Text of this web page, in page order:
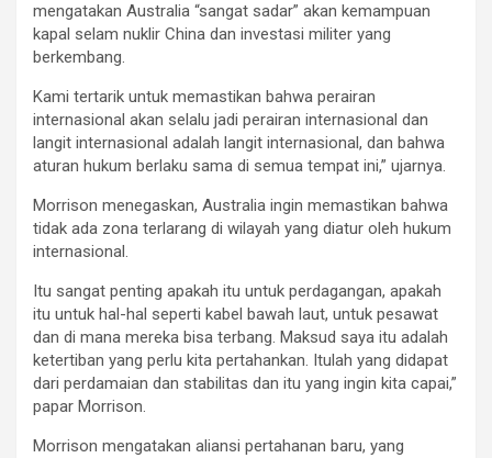
mengatakan Australia “sangat sadar” akan kemampuan
kapal selam nuklir China dan investasi militer yang
berkembang.
Kami tertarik untuk memastikan bahwa perairan
internasional akan selalu jadi perairan internasional dan
langit internasional adalah langit internasional, dan bahwa
aturan hukum berlaku sama di semua tempat ini,” ujarnya.
Morrison menegaskan, Australia ingin memastikan bahwa
tidak ada zona terlarang di wilayah yang diatur oleh hukum
internasional.
Itu sangat penting apakah itu untuk perdagangan, apakah
itu untuk hal-hal seperti kabel bawah laut, untuk pesawat
dan di mana mereka bisa terbang. Maksud saya itu adalah
ketertiban yang perlu kita pertahankan. Itulah yang didapat
dari perdamaian dan stabilitas dan itu yang ingin kita capai,”
papar Morrison.
Morrison mengatakan aliansi pertahanan baru, yang